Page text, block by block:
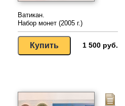
Ватикан.
Набор монет (2005 г.)
1 500 руб.